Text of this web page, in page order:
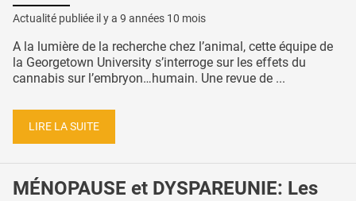
Actualité publiée il y a 9 années 10 mois
A la lumière de la recherche chez l’animal, cette équipe de
la Georgetown University s’interroge sur les effets du
cannabis sur l’embryon…humain. Une revue de ...
LIRE LA SUITE
MÉNOPAUSE et DYSPAREUNIE: Les